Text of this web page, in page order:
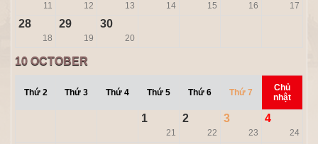
11 12 13 14 15 16 17
28
18
29
19
30
20
10 OCTOBER
Thứ 2 Thứ 3 Thứ 4 Thứ 5 Thứ 6 Thứ 7
Chủ
nhật
1
21
2
22
3
23
4
24